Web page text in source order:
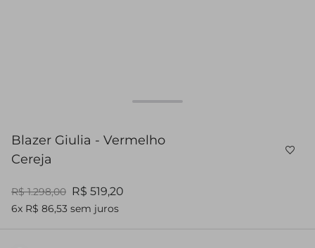
Blazer Giulia - Vermelho
Cereja
R$ 1.298,00 R$ 519,20
6x R$ 86,53 sem juros